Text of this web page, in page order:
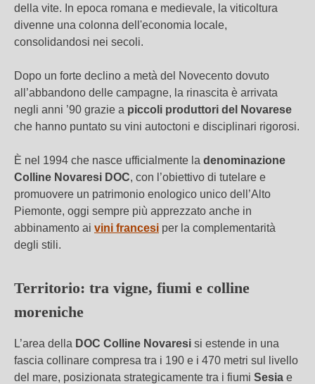
della vite. In epoca romana e medievale, la viticoltura
divenne una colonna dell'economia locale,
consolidandosi nei secoli.
Dopo un forte declino a metà del Novecento dovuto
all’abbandono delle campagne, la rinascita è arrivata
negli anni ’90 grazie a piccoli produttori del Novarese
che hanno puntato su vini autoctoni e disciplinari rigorosi.
È nel 1994 che nasce ufficialmente la denominazione
Colline Novaresi DOC, con l’obiettivo di tutelare e
promuovere un patrimonio enologico unico dell’Alto
Piemonte, oggi sempre più apprezzato anche in
abbinamento ai vini francesi per la complementarità
degli stili.
Territorio: tra vigne, fiumi e colline
moreniche
L’area della DOC Colline Novaresi si estende in una
fascia collinare compresa tra i 190 e i 470 metri sul livello
del mare, posizionata strategicamente tra i fiumi Sesia e